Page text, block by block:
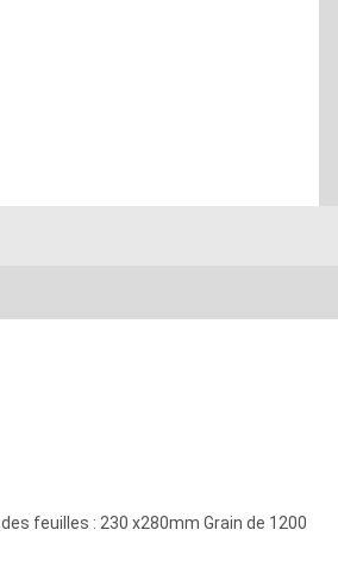
feuilles : 230 x280mm Grain de 1200